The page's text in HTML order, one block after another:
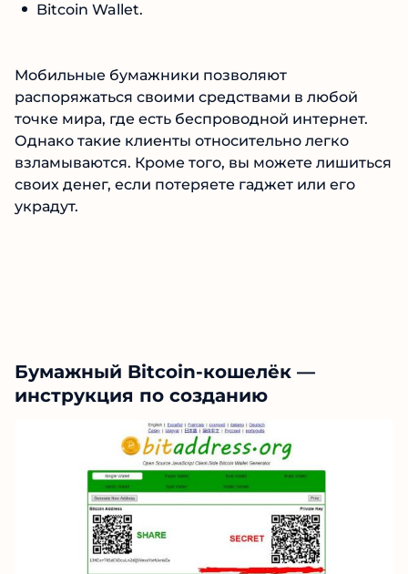
Bitcoin Wallet.
Мобильные бумажники позволяют
распоряжаться своими средствами в любой
точке мира, где есть беспроводной интернет.
Однако такие клиенты относительно легко
взламываются. Кроме того, вы можете лишиться
своих денег, если потеряете гаджет или его
украдут.
Бумажный Bitcoin-кошелёк —
инструкция по созданию